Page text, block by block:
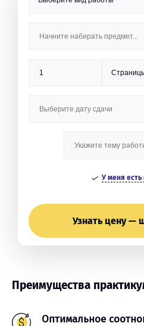
У меня
Узнать цену —
Преимущества
Оптимальное